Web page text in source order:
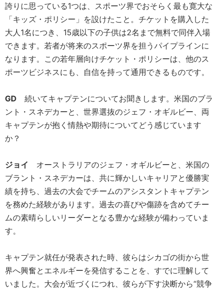
誇りに思っている1つは、スポーツ界でおそらく最も寛大な
「キッズ・ポリシー」を設けたこと。チケットを購入した
大人1名につき、15歳以下の子供は2名まで無料で同伴入場
できます。若者が将来のスポーツ界を担うパイプラインに
なります。この若年層向けチケット・ポリシーは、他のス
ポーツビジネスにも、自信を持って通用できるものです。
GD 続いてキャプテンについてお聞きします。米国のブラ
ント・スネデカーと、世界選抜のジェフ・オギルビー、両
キャプテンが抱く情熱や期待についてどう感じています
か？
ジョイ オーストラリアのジェフ・オギルビーと、米国の
ブラント・スネデカーは、共に輝かしいキャリアと優勝実
績を持ち、過去の大会でチームのアシスタントキャプテン
を務めた経験があります。過去の喜びや傷跡を含めてチー
ムの素晴らしいリーダーとなる豊かな経験が備わっていま
す。
キャプテン就任が発表された時、彼らはシカゴの街から世
界へ興奮とエネルギーを発信することを、すでに理解して
いました。大会が近づくにつれ、彼らが下す決断から“競争